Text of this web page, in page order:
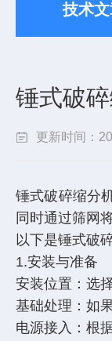
技术
锤式破
更新时间：
锤式破碎缩分
同时通过筛网
以下是锤式破
1.安装与准备
安装位置：选
基础处理：如
电源接入：根